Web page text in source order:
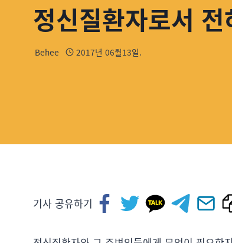
정신질환자로서
Behee 2017년 06월13일.
기사 공유하기